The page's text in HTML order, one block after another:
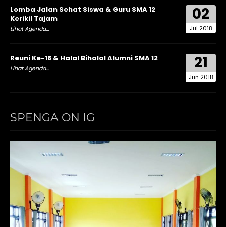
02
Jul 2018
Lomba Jalan Sehat Siswa & Guru SMA 12
Kerikil Tajam
Lihat Agenda...
21
Jun 2018
Reuni Ke-18 & Halal Bihalal Alumni SMA 12
Lihat Agenda...
SPENGA ON IG